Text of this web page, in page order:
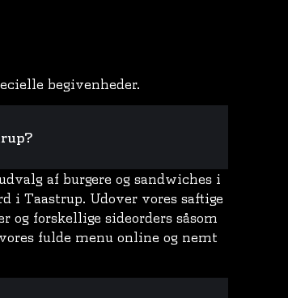
begivenheder.
af burgere og sandwiches i
i Taastrup. Udover vores saftige
og forskellige sideorders såsom
fulde menu online og nemt